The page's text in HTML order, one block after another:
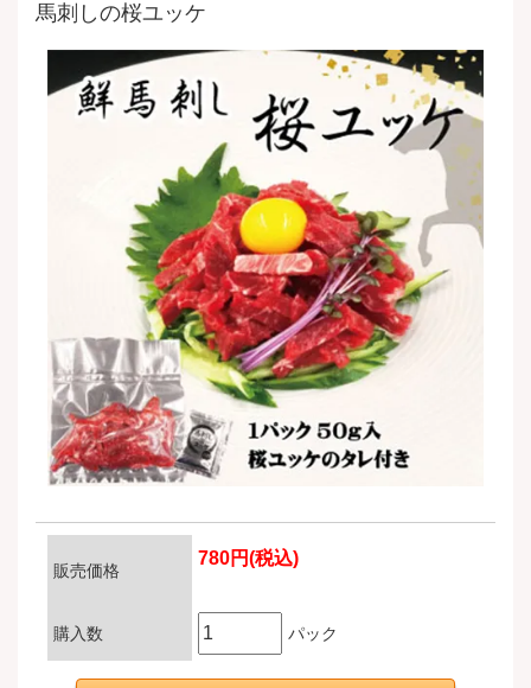
馬刺しの桜ユッケ
販売価格
780円(税込)
購入数 パック